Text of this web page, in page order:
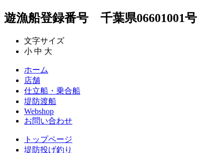
遊漁船登録番号 千葉県06601001号
文字サイズ
小 中 大
ホーム
店舗
仕立船・乗合船
堤防渡船
Webshop
お問い合わせ
トップページ
堤防投げ釣り